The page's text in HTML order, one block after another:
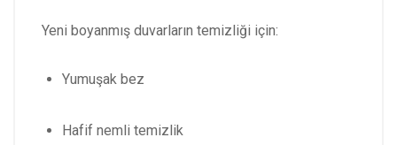
Yeni boyanmış duvarların temizliği için:
Yumuşak bez
Hafif nemli temizlik